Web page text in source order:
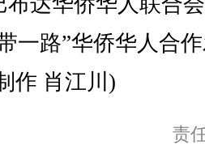
一路”华侨华人合
作 肖江川)
责